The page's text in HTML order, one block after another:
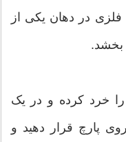
در دهان یکی از
بخشد.
را خرد کرده و در یک
پارچ قرار دهید و